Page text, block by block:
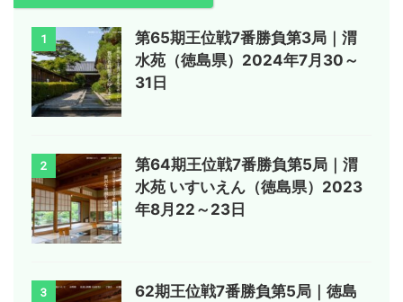
1
第65期王位戦7番勝負第3局｜渭
水苑（徳島県）2024年7月30～
31日
2
第64期王位戦7番勝負第5局｜渭
水苑 いすいえん（徳島県）2023
年8月22～23日
3
62期王位戦7番勝負第5局｜徳島